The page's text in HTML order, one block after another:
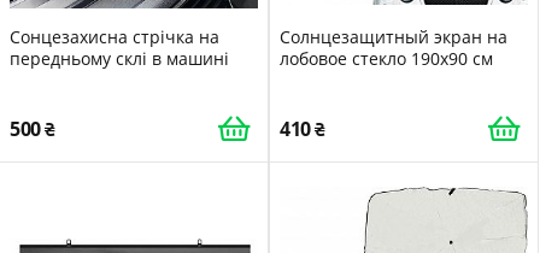
Сонцезахисна стрічка на
передньому склі в машині
500
Солнцезащитный экран на
лобовое стекло 190х90 см
410